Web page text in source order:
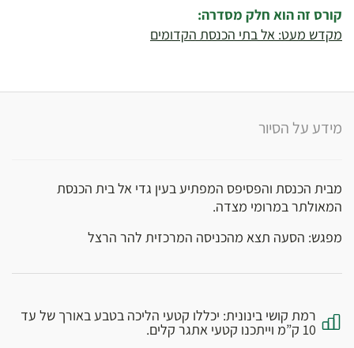
קורס זה הוא חלק מסדרה:
מקדש מעט: אל בתי הכנסת הקדומים
מידע על הסיור
מבית הכנסת והפסיפס המפתיע בעין גדי אל בית הכנסת
המאולתר במרומי מצדה.
מפגש: הסעה תצא מהכניסה המרכזית להר הרצל
רמת קושי בינונית: יכללו קטעי הליכה בטבע באורך של עד
10 ק”מ וייתכנו קטעי אתגר קלים.